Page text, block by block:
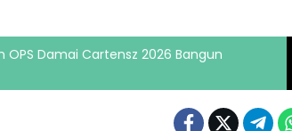
OPS Damai Cartensz 2026 Bangun